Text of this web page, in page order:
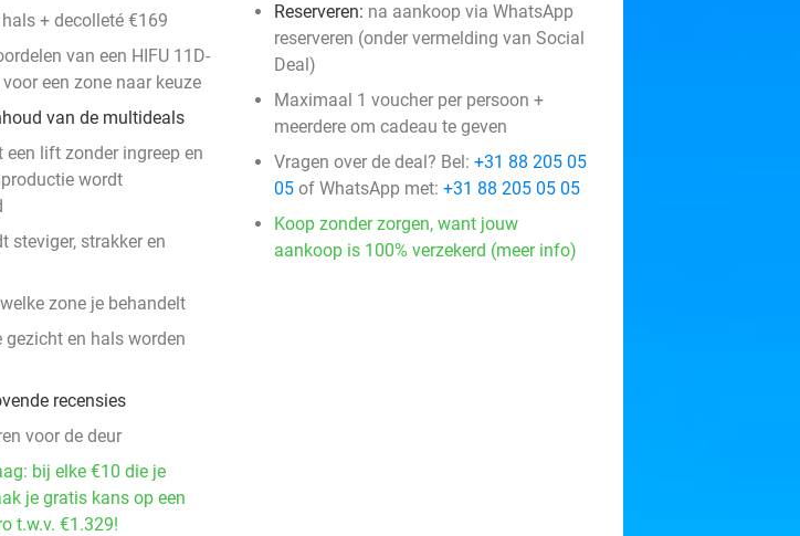
+ decolleté €169
van een HIFU 11D-
een zone naar keuze
van de multideals
lift zonder ingreep en
wordt
steviger, strakker en
zone je behandelt
gezicht en hals worden
recensies
voor de deur
bij elke €10 die je
je gratis kans op een
t.w.v. €1.329!
Reserveren: na aankoop via WhatsApp
reserveren (onder vermelding van Social
Deal)
Maximaal 1 voucher per persoon +
meerdere om cadeau te geven
Vragen over de deal? Bel: +31 88 205 05
05 of WhatsApp met: +31 88 205 05 05
Koop zonder zorgen, want jouw
aankoop is 100% verzekerd (meer info)